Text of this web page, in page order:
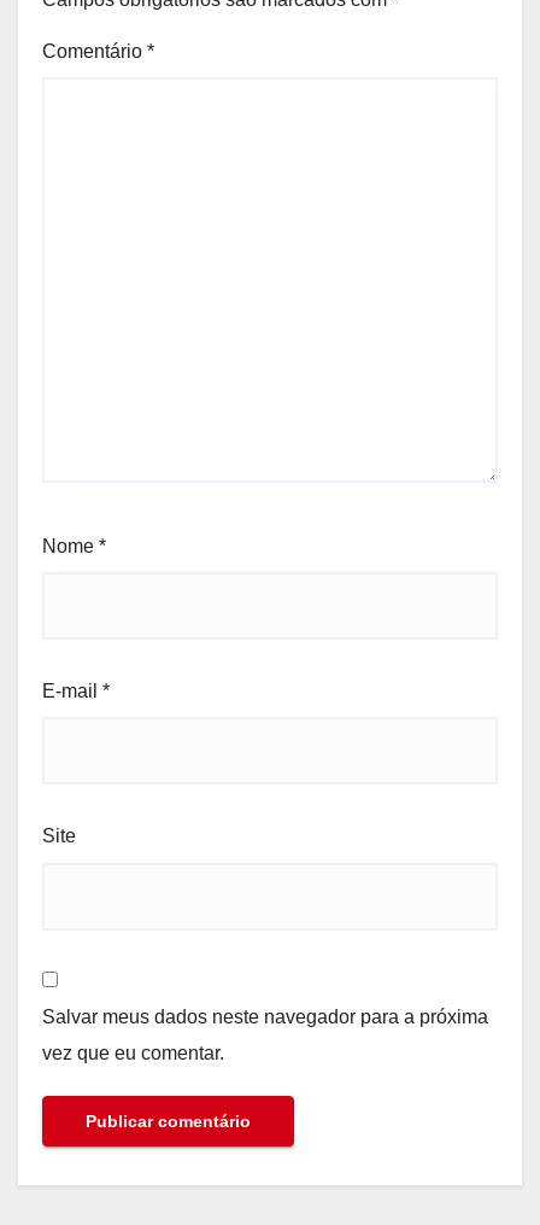
Comentário *
Nome *
E-mail *
Site
Salvar meus dados neste navegador para a próxima
vez que eu comentar.